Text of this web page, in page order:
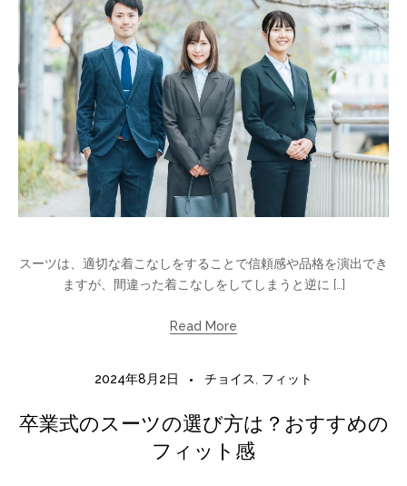
スーツは、適切な着こなしをすることで信頼感や品格を演出でき
ますが、間違った着こなしをしてしまうと逆に […]
Read More
2024年8月2日 チョイス フィット
卒業式のスーツの選び方は？おすすめの
フィット感